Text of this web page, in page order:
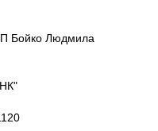
Бойко Людмила